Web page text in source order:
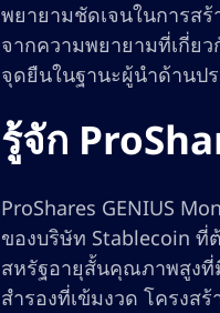
พยายามชัดเจนในการส
จากความพยายามที่เกี่ย
จุดยืนในฐานะผู้นำด้านป
รู้จัก
ProShares GENIUS
ของบริษัท Stablecoin
สหรัฐอายุสั้นคุณภาพสูงที่
สำรองที่เข้มงวด โครงส